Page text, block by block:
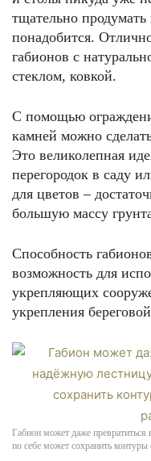
тщательно
понадобится.
габионов с
стеклом, ковкой.
С помощью
камней можно
Это великолепная
перегородок в саду
для цветов –
большую массу
Способность
возможность для
укрепляющих
укрепления
Габион может даже
по себе может сохранить